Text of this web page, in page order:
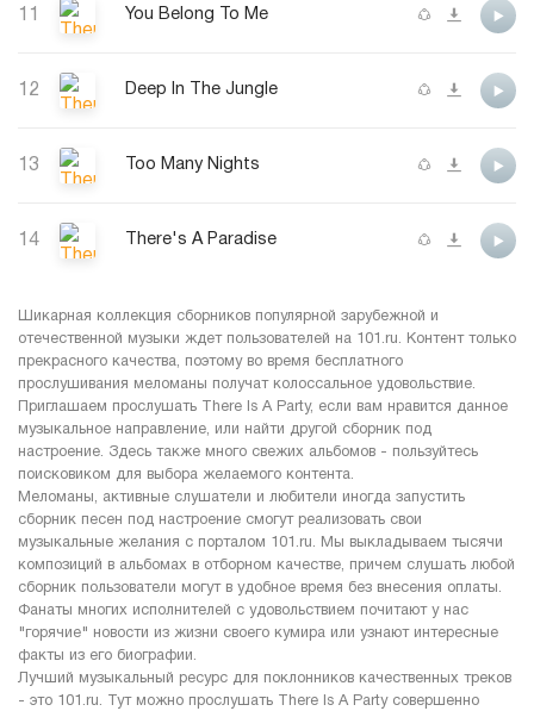
11 You Belong To Me
12 Deep In The Jungle
13 Too Many Nights
14 There's A Paradise
Шикарная коллекция сборников популярной зарубежной и
отечественной музыки ждет пользователей на 101.ru. Контент только
прекрасного качества, поэтому во время бесплатного
прослушивания меломаны получат колоссальное удовольствие.
Приглашаем прослушать There Is A Party, если вам нравится данное
музыкальное направление, или найти другой сборник под
настроение. Здесь также много свежих альбомов - пользуйтесь
поисковиком для выбора желаемого контента.
Меломаны, активные слушатели и любители иногда запустить
сборник песен под настроение смогут реализовать свои
музыкальные желания с порталом 101.ru. Мы выкладываем тысячи
композиций в альбомах в отборном качестве, причем слушать любой
сборник пользователи могут в удобное время без внесения оплаты.
Фанаты многих исполнителей с удовольствием почитают у нас
"горячие" новости из жизни своего кумира или узнают интересные
факты из его биографии.
Лучший музыкальный ресурс для поклонников качественных треков
- это 101.ru. Тут можно прослушать There Is A Party совершенно